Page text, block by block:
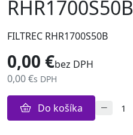
RHR1700S50B
FILTREC RHR1700S50B
0,00 €bez DPH
0,00 €s DPH
Do košíka